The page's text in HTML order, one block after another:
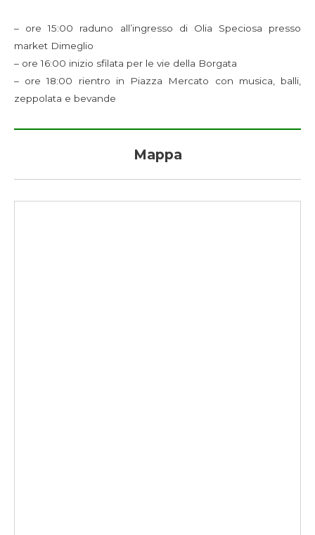
– ore 15:00 raduno all’ingresso di Olia Speciosa presso
market Dimeglio
– ore 16:00 inizio sfilata per le vie della Borgata
– ore 18:00 rientro in Piazza Mercato con musica, balli,
zeppolata e bevande
Mappa